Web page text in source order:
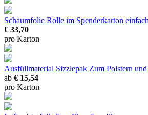
Schaumfolie Rolle im Spenderkarton
€ 33,70
pro Karton
Ausfüllmaterial Sizzlepak Zum Polstern
ab € 15,54
pro Karton